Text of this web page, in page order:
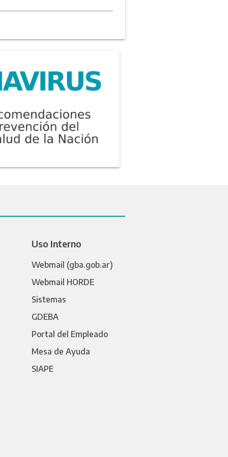
Uso Interno
Webmail (gba.gob.ar)
Webmail HORDE
Sistemas
GDEBA
Portal del Empleado
Mesa de Ayuda
SIAPE